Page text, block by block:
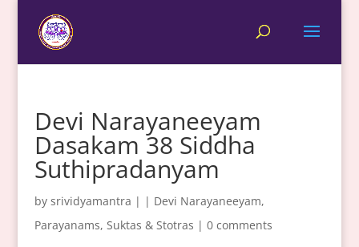
Devi Narayaneeyam
Dasakam 38 Siddha
Suthipradanyam
by srividyamantra | | Devi Narayaneeyam,
Parayanams, Suktas & Stotras | 0 comments